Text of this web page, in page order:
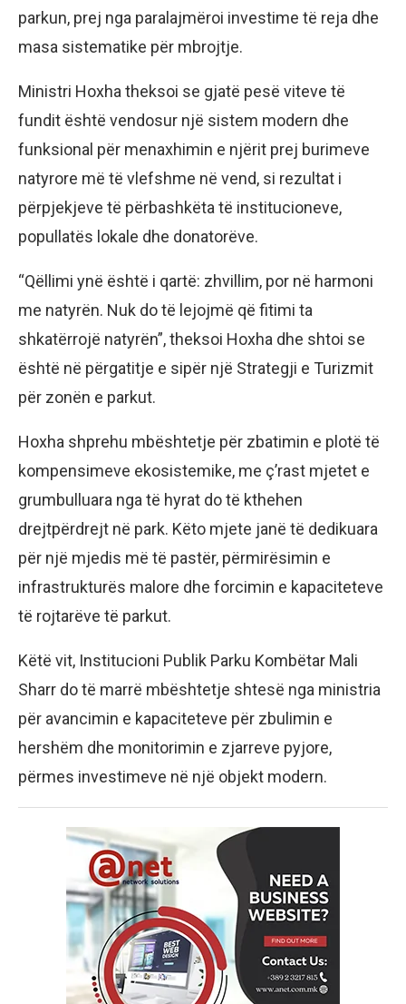
parkun, prej nga paralajmëroi investime të reja dhe
masa sistematike për mbrojtje.
Ministri Hoxha theksoi se gjatë pesë viteve të
fundit është vendosur një sistem modern dhe
funksional për menaxhimin e njërit prej burimeve
natyrore më të vlefshme në vend, si rezultat i
përpjekjeve të përbashkëta të institucioneve,
popullatës lokale dhe donatorëve.
“Qëllimi ynë është i qartë: zhvillim, por në harmoni
me natyrën. Nuk do të lejojmë që fitimi ta
shkatërrojë natyrën”, theksoi Hoxha dhe shtoi se
është në përgatitje e sipër një Strategji e Turizmit
për zonën e parkut.
Hoxha shprehu mbështetje për zbatimin e plotë të
kompensimeve ekosistemike, me ç’rast mjetet e
grumbulluara nga të hyrat do të kthehen
drejtpërdrejt në park. Këto mjete janë të dedikuara
për një mjedis më të pastër, përmirësimin e
infrastrukturës malore dhe forcimin e kapaciteteve
të rojtarëve të parkut.
Këtë vit, Institucioni Publik Parku Kombëtar Mali
Sharr do të marrë mbështetje shtesë nga ministria
për avancimin e kapaciteteve për zbulimin e
hershëm dhe monitorimin e zjarreve pyjore,
përmes investimeve në një objekt modern.